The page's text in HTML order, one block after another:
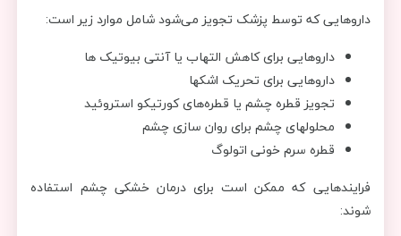
داروهایی که توسط پزشک تجویز می‌شود شامل موارد زیر است:
داروهایی برای کاهش التهاب یا آنتی بیوتیک ها
داروهایی برای تحریک اشکها
تجویز قطره چشم یا قطره‌های کورتیکو استروئید
محلولهای چشم برای روان سازی چشم
قطره سرم خونی اتولوگ
فرایندهایی که ممکن است برای درمان خشکی چشم استفاده
شوند: